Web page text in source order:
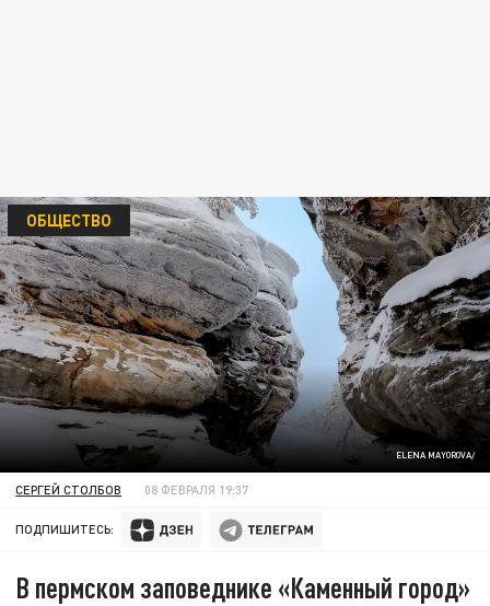
ELENA MAYOROVA/
ОБЩЕСТВО
СЕРГЕЙ СТОЛБОВ 08 ФЕВРАЛЯ 19:37
ПОДПИШИТЕСЬ:
В пермском заповеднике «Каменный город»